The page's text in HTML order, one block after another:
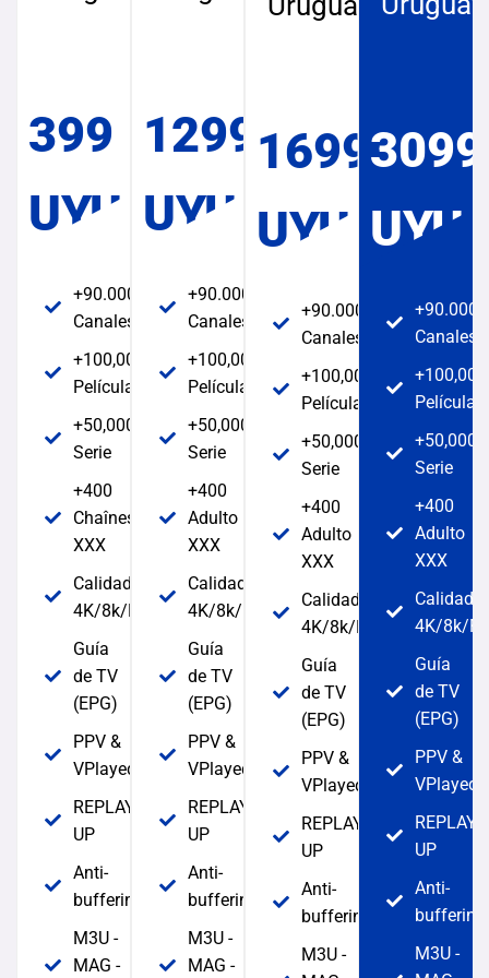
399
UYU
+90.000
Canales
+100,000
Películas
+50,000
Serie
+400
Chaînes
XXX
Calidad
4K/8k/FHD/HD
Guía
de TV
(EPG)
PPV &
VPlayed
REPLAY/CATCH
UP
Anti-
buffering
M3U -
MAG -
1299
UYU
+90.000
Canales
+100,000
Películas
+50,000
Serie
+400
Adulto
XXX
Calidad
4K/8k/FHD/HD
Guía
de TV
(EPG)
PPV &
VPlayed
REPLAY/CATCH
UP
Anti-
buffering
M3U -
MAG -
1699
UYU
+90.000
Canales
+100,000
Películas
+50,000
Serie
+400
Adulto
XXX
Calidad
4K/8k/FHD/HD
Guía
de TV
(EPG)
PPV &
VPlayed
REPLAY/CATCH
UP
Anti-
buffering
M3U -
3099
UYU
+90.000
Canales
+100,000
Películas
+50,000
Serie
+400
Adulto
XXX
Calidad
4K/8k/
Guía
de TV
(EPG)
PPV &
VPlayed
REPLAY/
UP
Anti-
buffering
M3U -